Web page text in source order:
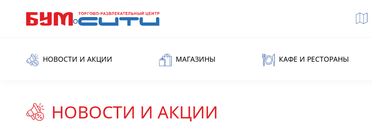
НОВОСТИ И АКЦИИ МАГАЗИНЫ КАФЕ И РЕСТОРАНЫ
НОВОСТИ И АКЦИИ